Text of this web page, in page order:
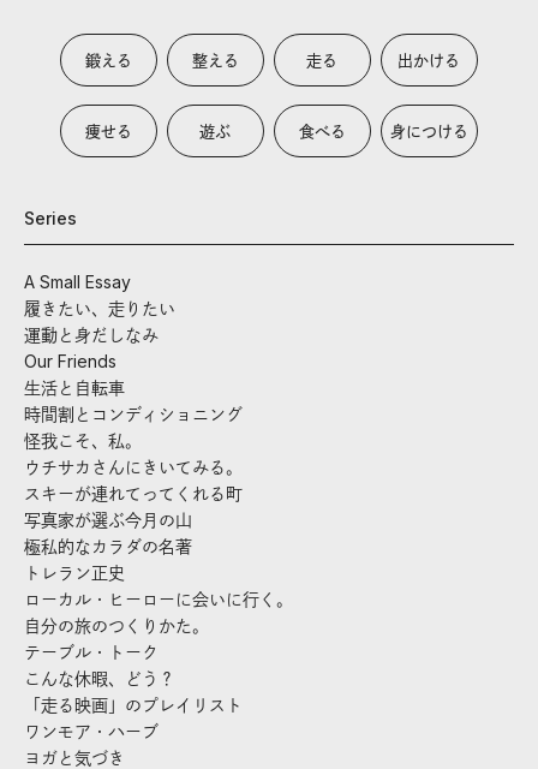
鍛える 整える 走る 出かける
痩せる 遊ぶ 食べる 身につける
Series
A Small Essay
履きたい、走りたい
運動と身だしなみ
Our Friends
生活と自転車
時間割とコンディショニング
怪我こそ、私。
ウチサカさんにきいてみる。
スキーが連れてってくれる町
写真家が選ぶ今月の山
極私的なカラダの名著
トレラン正史
ローカル・ヒーローに会いに行く。
自分の旅のつくりかた。
テーブル・トーク
こんな休暇、どう？
「走る映画」のプレイリスト
ワンモア・ハーブ
ヨガと気づき